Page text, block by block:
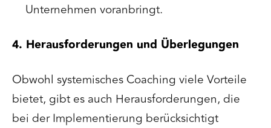
Unternehmen voranbringt.
4. Herausforderungen und Überlegungen
Obwohl systemisches Coaching viele Vorteile
bietet, gibt es auch Herausforderungen, die
bei der Implementierung berücksichtigt